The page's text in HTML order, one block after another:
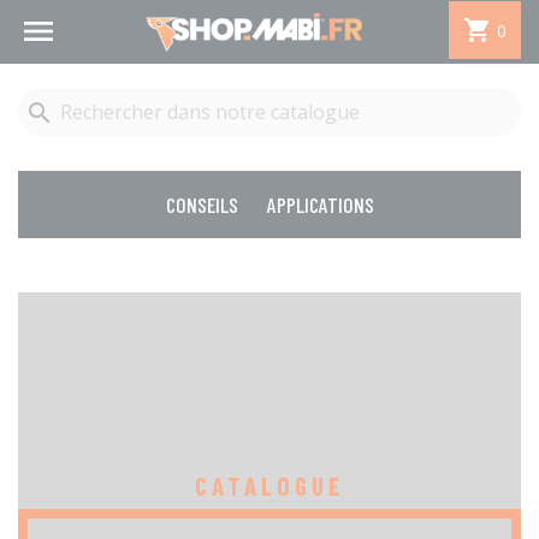
  0

CONSEILS APPLICATIONS
CATALOGUE